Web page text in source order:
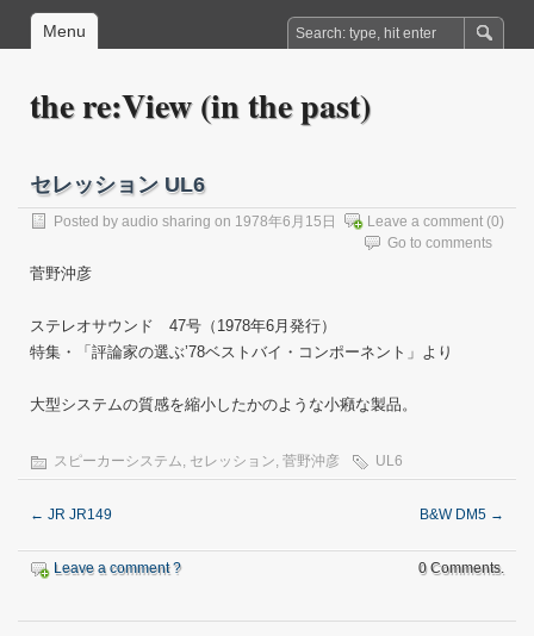
Menu
the re:View (in the past)
セレッション UL6
Posted by audio sharing on 1978年6月15日 Leave a comment (0)
Go to comments
菅野沖彦
ステレオサウンド 47号（1978年6月発行）
特集・「評論家の選ぶ’78ベストバイ・コンポーネント」より
大型システムの質感を縮小したかのような小癪な製品。
スピーカーシステム, セレッション, 菅野沖彦 UL6
← JR JR149 B&W DM5 →
Leave a comment ? 0 Comments.